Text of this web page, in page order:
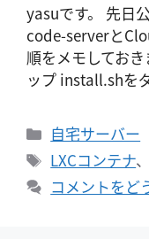
yasuです。 先日
code-serverと
順をメモしてお
ップ install.shを
カ
テ
ゴ
リ
自宅サーバー
タ
グ
LXCコンテナ、
コメントをど